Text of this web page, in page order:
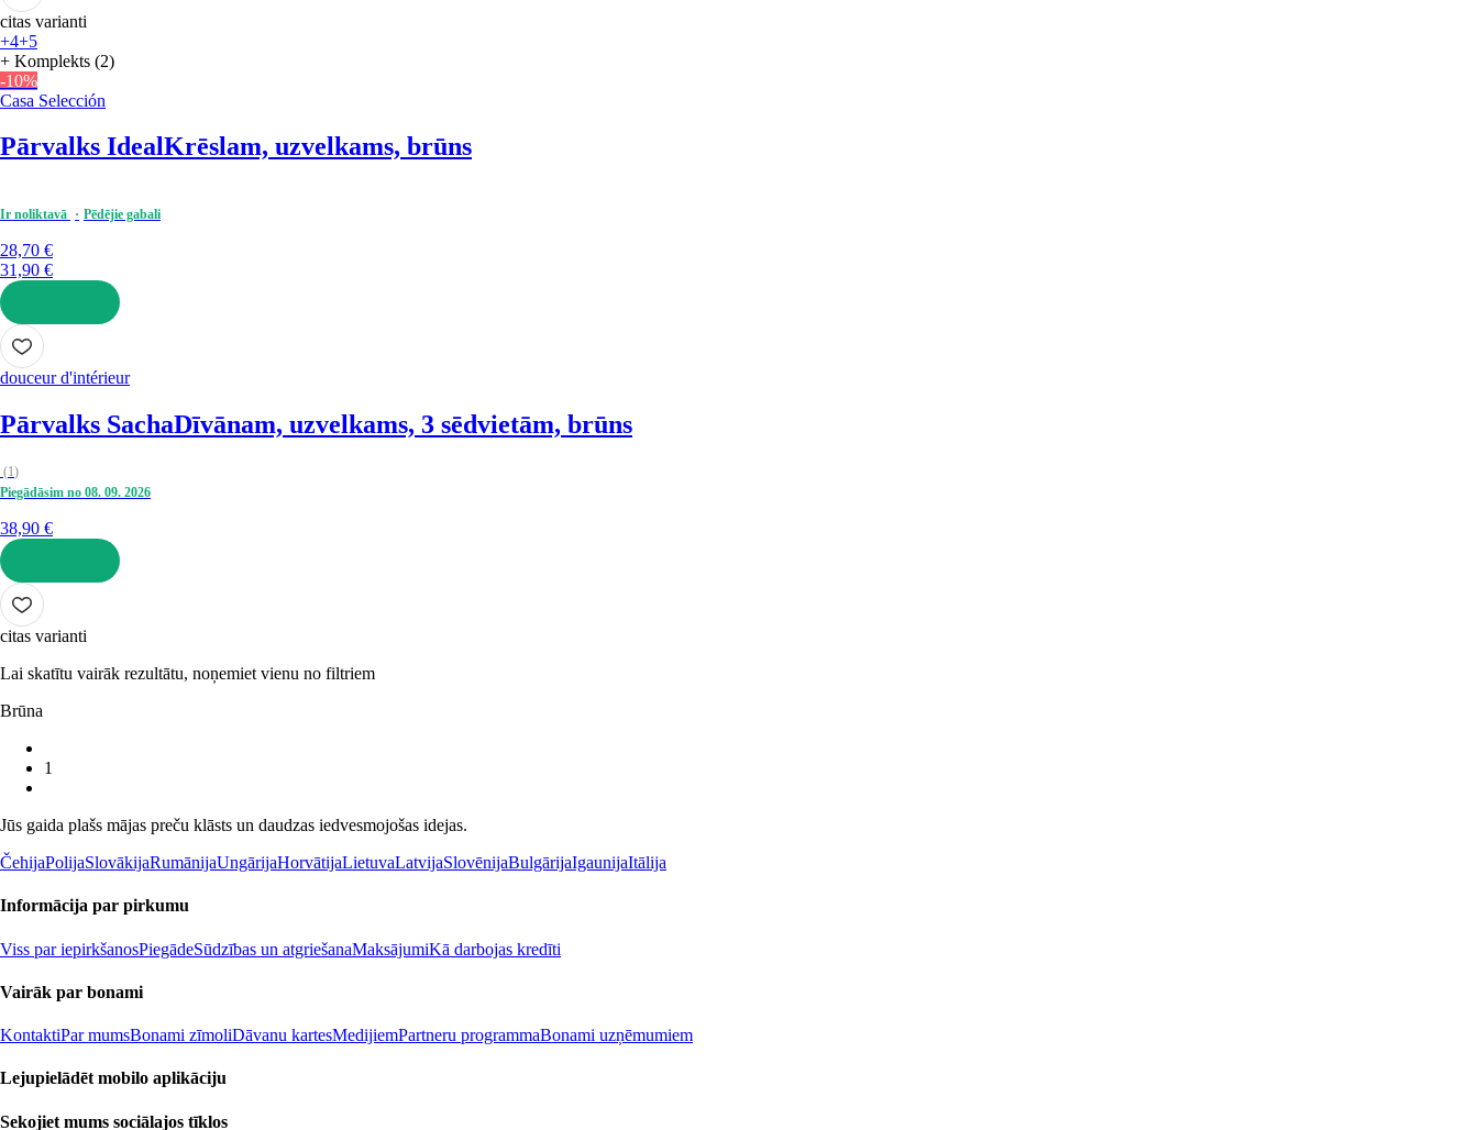
citas varianti
+4+5
+ Komplekts (2)
-10%
Casa Selección
Pārvalks IdealKrēslam, uzvelkams, brūns
Ir noliktavā Pēdējie gabali
28,70 €
31,90 €
LIKT GROZĀ
douceur d'intérieur
Pārvalks SachaDīvānam, uzvelkams, 3 sēdvietām, brūns
(1)
Piegādāsim no 08. 09. 2026
38,90 €
LIKT GROZĀ
citas varianti
Lai skatītu vairāk rezultātu, noņemiet vienu no filtriem
Brūna
1
Jūs gaida plašs mājas preču klāsts un daudzas iedvesmojošas idejas.
ČehijaPolijaSlovākijaRumānijaUngārijaHorvātijaLietuvaLatvijaSlovēnijaBulgārijaIgaunijaItālija
Informācija par pirkumu
Viss par iepirkšanosPiegādeSūdzības un atgriešanaMaksājumiKā darbojas kredīti
Vairāk par bonami
KontaktiPar mumsBonami zīmoliDāvanu kartesMedijiemPartneru programmaBonami uzņēmumiem
Lejupielādēt mobilo aplikāciju
Sekojiet mums sociālajos tīklos